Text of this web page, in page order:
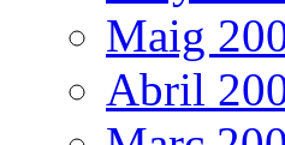
Maig
Abril